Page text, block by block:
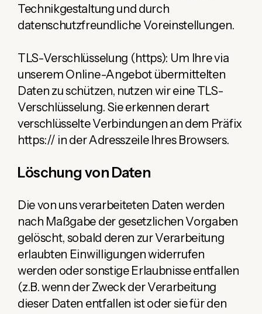
Technikgestaltung und durch
datenschutzfreundliche Voreinstellungen.
TLS-Verschlüsselung (https): Um Ihre via
unserem Online-Angebot übermittelten
Daten zu schützen, nutzen wir eine TLS-
Verschlüsselung. Sie erkennen derart
verschlüsselte Verbindungen an dem Präfix
https:// in der Adresszeile Ihres Browsers.
Löschung von Daten
Die von uns verarbeiteten Daten werden
nach Maßgabe der gesetzlichen Vorgaben
gelöscht, sobald deren zur Verarbeitung
erlaubten Einwilligungen widerrufen
werden oder sonstige Erlaubnisse entfallen
(z.B. wenn der Zweck der Verarbeitung
dieser Daten entfallen ist oder sie für den